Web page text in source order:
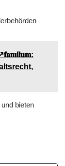
bieten